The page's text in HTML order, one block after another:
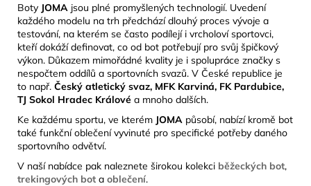
Boty JOMA jsou plné promyšlených technologií. Uvedení
každého modelu na trh předchází dlouhý proces vývoje a
testování, na kterém se často podílejí i vrcholoví sportovci,
kteří dokáží definovat, co od bot potřebují pro svůj špičkový
výkon. Důkazem mimořádné kvality je i spolupráce značky s
nespočtem oddílů a sportovních svazů. V České republice je
to např. Český atletický svaz, MFK Karviná, FK Pardubice,
TJ Sokol Hradec Králové a mnoho dalších.
Ke každému sportu, ve kterém JOMA působí, nabízí kromě bot
také funkční oblečení vyvinuté pro specifické potřeby daného
sportovního odvětví.
V naší nabídce pak naleznete širokou kolekci běžeckých bot,
trekingových bot a oblečení.